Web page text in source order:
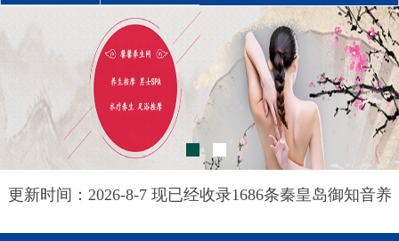
更新时间：2026-8-7 现已经收录1686条秦皇岛御知音养